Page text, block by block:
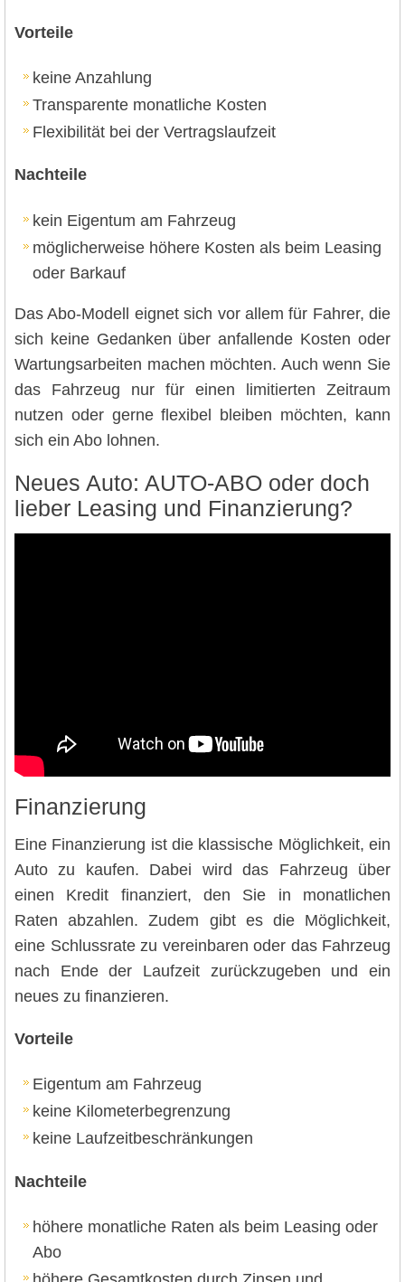
Vorteile
keine Anzahlung
Transparente monatliche Kosten
Flexibilität bei der Vertragslaufzeit
Nachteile
kein Eigentum am Fahrzeug
möglicherweise höhere Kosten als beim Leasing
oder Barkauf
Das Abo-Modell eignet sich vor allem für Fahrer, die
sich keine Gedanken über anfallende Kosten oder
Wartungsarbeiten machen möchten. Auch wenn Sie
das Fahrzeug nur für einen limitierten Zeitraum
nutzen oder gerne flexibel bleiben möchten, kann
sich ein Abo lohnen.
Neues Auto: AUTO-ABO oder doch
lieber Leasing und Finanzierung?
Finanzierung
Eine Finanzierung ist die klassische Möglichkeit, ein
Auto zu kaufen. Dabei wird das Fahrzeug über
einen Kredit finanziert, den Sie in monatlichen
Raten abzahlen. Zudem gibt es die Möglichkeit,
eine Schlussrate zu vereinbaren oder das Fahrzeug
nach Ende der Laufzeit zurückzugeben und ein
neues zu finanzieren.
Vorteile
Eigentum am Fahrzeug
keine Kilometerbegrenzung
keine Laufzeitbeschränkungen
Nachteile
höhere monatliche Raten als beim Leasing oder
Abo